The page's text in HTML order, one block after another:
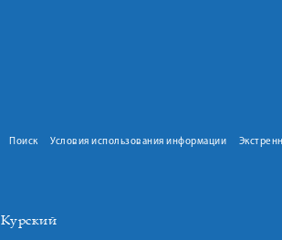
Поиск Условия использования информации
Курский